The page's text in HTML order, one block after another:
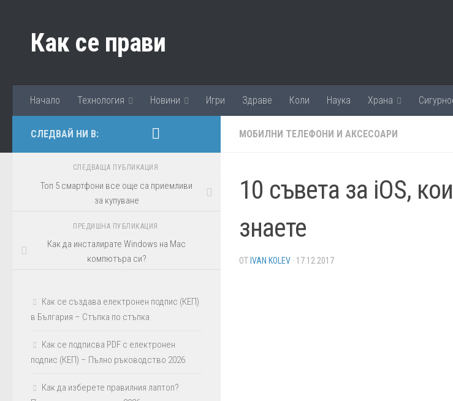
Как се прави
Начало Технология Новини Игри Здраве Коли Наука Храна
МОБИЛНИ ТЕЛЕФОНИ И АКСЕСОАРИ
10 съвета за iOS,
знаете
ОТ IVAN KOLEV · 17.12.2017
СЛЕДВАЙ НИ В:
СЛЕДВАЩА ПУБЛИКАЦИЯ
Топ 5 смартфони все още са приемливи
за купуване
ПРЕДИШНА ПУБЛИКАЦИЯ
Как да инсталирате Windows на Mac
компютъра си?
Как се създава електронен подпис (КЕП)
в България – Стъпка по стъпка
Как се подписва PDF с електронен
подпис (КЕП) – Пълно ръководство 2026
Как да изберете правилния лаптоп?